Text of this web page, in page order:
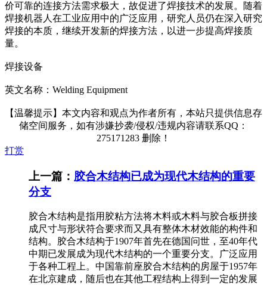
价可靠的连接方法需求极大，故促进了焊接技术的发展。随着
焊接机器人在工业应用中的广泛应用，研究人员仍在深入研究
焊接的本质，继续开发新的焊接方法，以进一步提高焊接质
量。
焊接设备
英文名称：Welding Equipment
【温馨提示】本文内容和观点为作者所有，本站只提供信息存
储空间服务，如有涉嫌抄袭/侵权/违规内容请联系QQ：
275171283 删除！
打赏
上一篇： 胶合木结构已成为现代木结构的重要
分支
胶合木结构是指用胶粘方法将木料或木料与胶合板拼接
成尺寸与形状符合要求而又具有整体木材效能的构件和
结构。胶合木结构于1907年首先在德国问世，至40年代
中期已发展成为现代木结构的一个重要分支。广泛应用
于各种工程上。中国靠前座胶合木结构的房屋于1957年
在北京建成，随后也在其他工程结构上得到一定的发展